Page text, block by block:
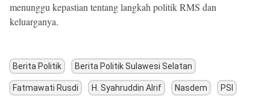
menunggu kepastian tentang langkah politik RMS dan
keluarganya.
Berita Politik Berita Politik Sulawesi Selatan
Fatmawati Rusdi H. Syahruddin Alrif Nasdem PSI